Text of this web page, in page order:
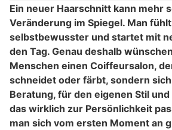
Ein neuer Haarschnitt kann mehr
Veränderung im Spiegel. Man
selbstbewusster und startet mit
den Tag. Genau deshalb
Menschen einen Coiffeursalon,
schneidet oder färbt, sondern
Beratung, für den eigenen Stil
das wirklich zur Persönlichkeit
man sich vom ersten Moment an